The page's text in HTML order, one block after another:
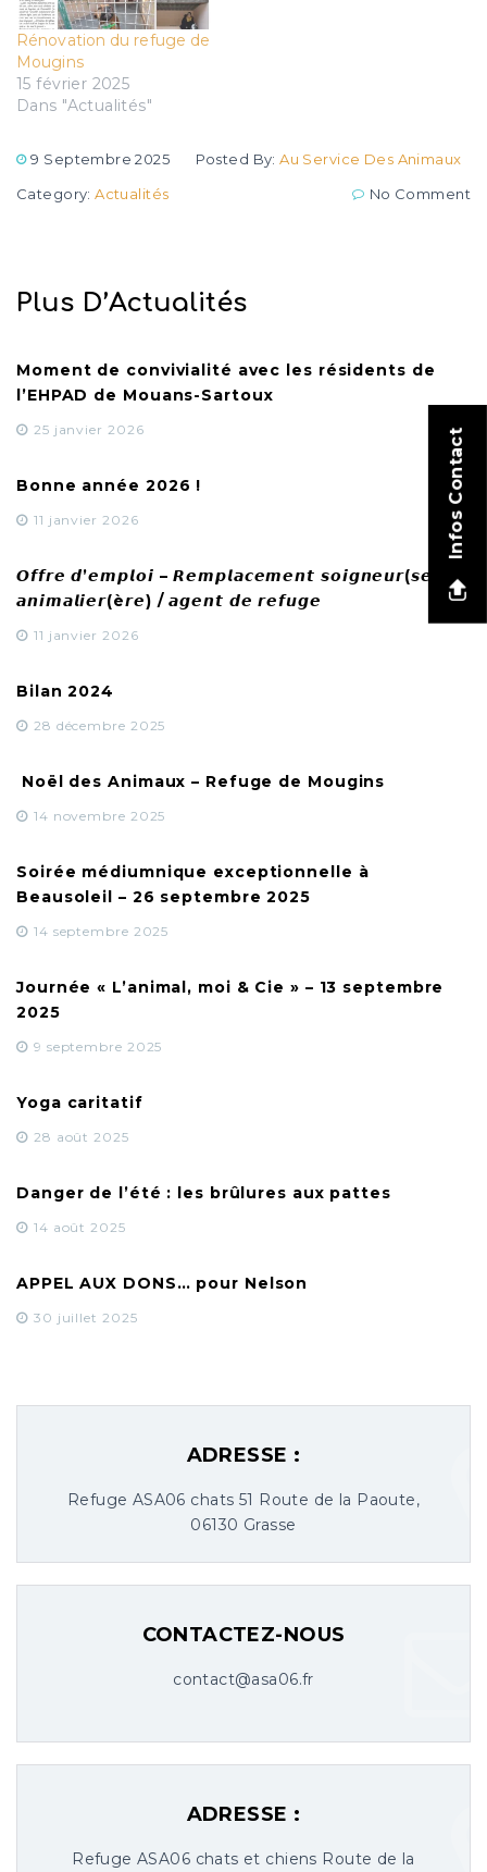
Rénovation du refuge de
Mougins
15 février 2025
Dans "Actualités"
9 Septembre 2025 Posted By:Au Service Des Animaux
Category:Actualités No Comment
Plus D’Actualités
Moment de convivialité avec les résidents de
l’EHPAD de Mouans-Sartoux
25 janvier 2026
Bonne année 2026 !
11 janvier 2026
𝙊𝙛𝙛𝙧𝙚 𝙙’𝙚𝙢𝙥𝙡𝙤𝙞 – 𝙍𝙚𝙢𝙥𝙡𝙖𝙘𝙚𝙢𝙚𝙣𝙩 𝙨𝙤𝙞𝙜𝙣𝙚𝙪𝙧(𝙨𝙚)
𝙖𝙣𝙞𝙢𝙖𝙡𝙞𝙚𝙧(è𝙧𝙚) / 𝙖𝙜𝙚𝙣𝙩 𝙙𝙚 𝙧𝙚𝙛𝙪𝙜𝙚
11 janvier 2026
Bilan 2024
28 décembre 2025
Noël des Animaux – Refuge de Mougins
14 novembre 2025
Soirée médiumnique exceptionnelle à
Beausoleil – 26 septembre 2025
14 septembre 2025
Journée « L’animal, moi & Cie » – 13 septembre
2025
9 septembre 2025
Yoga caritatif
28 août 2025
Danger de l’été : les brûlures aux pattes
14 août 2025
APPEL AUX DONS… pour Nelson
30 juillet 2025
ADRESSE :
Refuge ASA06 chats 51 Route de la Paoute,
06130 Grasse
CONTACTEZ-NOUS
contact@asa06.fr
ADRESSE :
Refuge ASA06 chats et chiens Route de la
Infos Contact